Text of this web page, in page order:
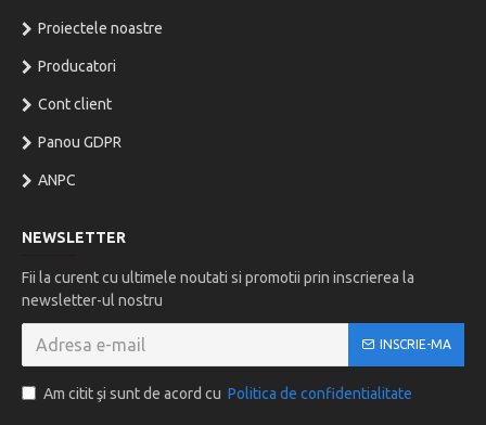
Proiectele noastre
Producatori
Cont client
Panou GDPR
ANPC
NEWSLETTER
Fii la curent cu ultimele noutati si promotii prin inscrierea la
newsletter-ul nostru
INSCRIE-MA
Am citit şi sunt de acord cu Politica de confidentialitate